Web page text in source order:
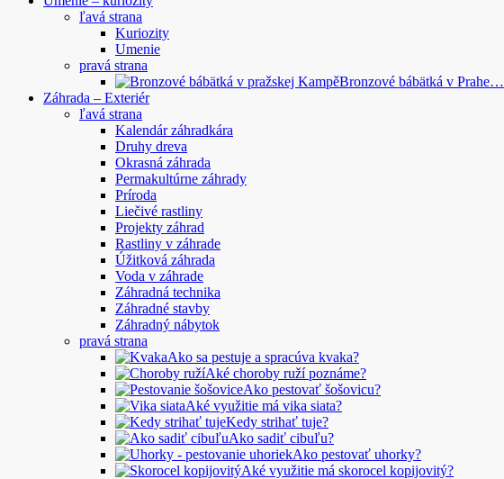
ľavá strana
Kuriozity
Umenie
pravá strana
Bronzové bábätká v Prahe…
Záhrada – Exteriér
ľavá strana
Kalendár záhradkára
Druhy dreva
Okrasná záhrada
Permakultúrne záhrady
Príroda
Liečivé rastliny
Projekty záhrad
Rastliny v záhrade
Úžitková záhrada
Voda v záhrade
Záhradná technika
Záhradné stavby
Záhradný nábytok
pravá strana
Ako sa pestuje a spracúva kvaka?
Aké choroby ruží poznáme?
Ako pestovať šošovicu?
Aké využitie má vika siata?
Kedy strihať tuje?
Ako sadiť cibuľu?
Ako pestovať uhorky?
Aké využitie má skorocel kopijovitý?